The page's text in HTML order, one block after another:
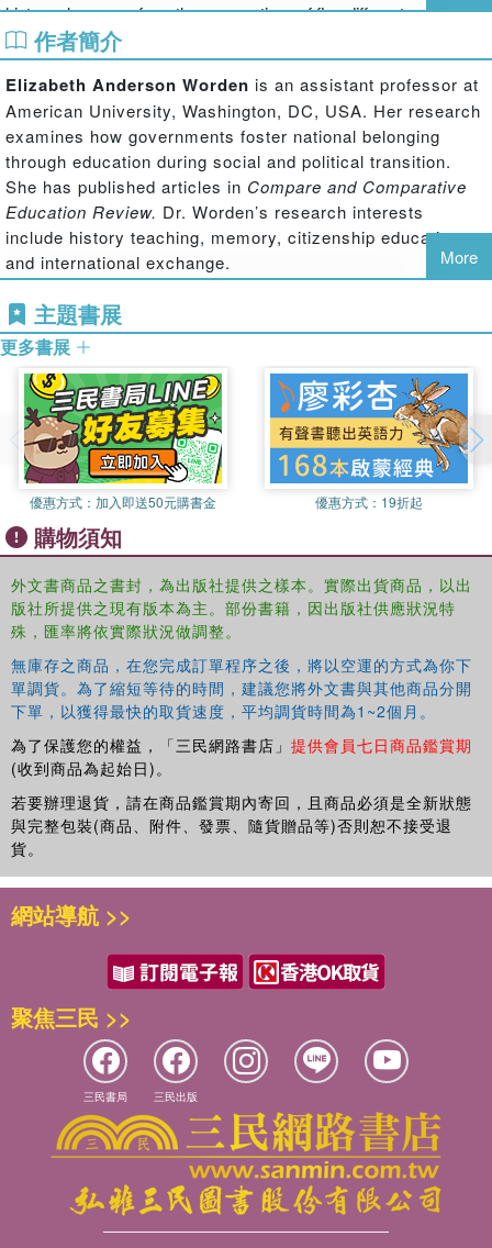
history classroom from the perspectives of five different groups:
elected politicians, Ministry of Education officials, textbook authors
and historians, teachers, and students. Each chapter explores the
actors' motivations and agendas regarding reform, their role in
promoting or obstructing the reform process, and their opinions
about the ensuing controversy. Drawing on months of fieldwork and
original research, author Elizabeth Worden examines the
importance of teachers and students in the success or failure of a
reform initiative"--
作者簡介
Elizabeth Anderson Worden is an assistant professor at
American University, Washington, DC, USA. Her research
examines how governments foster national belonging
through education during social and political transition.
She has published articles in Compare and Comparative
Education Review. Dr. Worden’s research interests
include history teaching, memory, citizenship education,
and international exchange.
More
主題書展
更多書展
優惠方式： 加入即送50元購書金 優惠方式： 19折起
購物須知
外文書商品之書封，為出版社提供之樣本。實際出貨商品，以出
版社所提供之現有版本為主。部份書籍，因出版社供應狀況特
殊，匯率將依實際狀況做調整。
無庫存之商品，在您完成訂單程序之後，將以空運的方式為你下
單調貨。為了縮短等待的時間，建議您將外文書與其他商品分開
下單，以獲得最快的取貨速度，平均調貨時間為1~2個月。
為了保護您的權益，「三民網路書店」 提供會員七日商品鑑賞期
(收到商品為起始日)。
若要辦理退貨，請在商品鑑賞期內寄回，且商品必須是全新狀態
與完整包裝(商品、附件、發票、隨貨贈品等)否則恕不接受退
貨。
網站導航 >>
聚焦三民 >>
三民書局 三民出版